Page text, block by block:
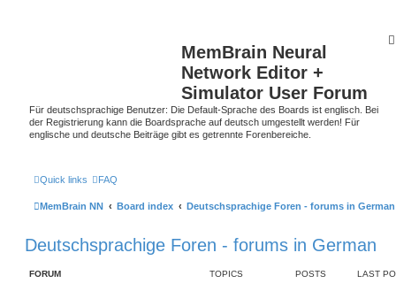
MemBrain Neural
Network Editor +
Simulator User Forum
Für deutschsprachige Benutzer: Die Default-Sprache des Boards ist englisch. Bei
der Registrierung kann die Boardsprache auf deutsch umgestellt werden! Für
englische und deutsche Beiträge gibt es getrennte Forenbereiche.
Quick links FAQ
MemBrain NN Board index Deutschsprachige Foren - forums in German
Deutschsprachige Foren - forums in German
FORUM TOPICS POSTS LAST